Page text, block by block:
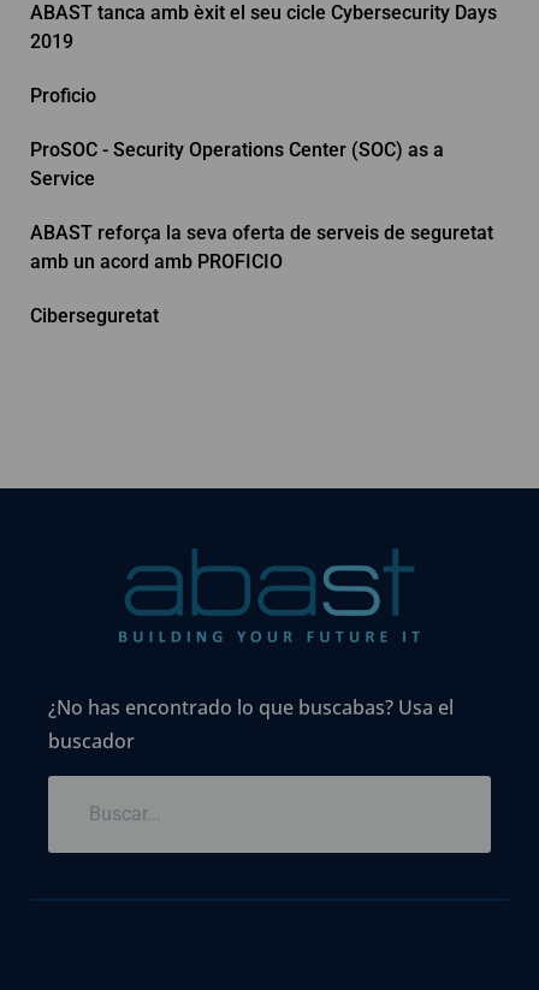
ABAST tanca amb èxit el seu cicle Cybersecurity Days
2019
Proficio
ProSOC - Security Operations Center (SOC) as a
Service
ABAST reforça la seva oferta de serveis de seguretat
amb un acord amb PROFICIO
Ciberseguretat
¿No has encontrado lo que buscabas? Usa el
buscador